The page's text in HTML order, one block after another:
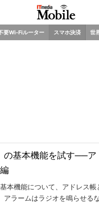
要Wi-Fiルーター スマホ決済 世
の基本機能を試す──
基本機能について、アドレス
アラームはラジオを鳴らせる